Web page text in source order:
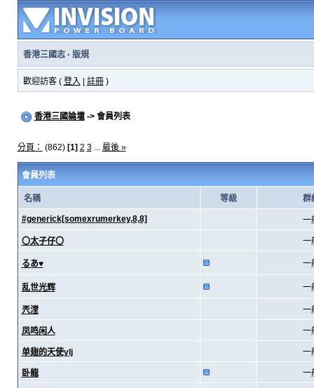
香港三國志· 版規
歡迎訪客 ( 登入 註冊)
香港三國論壇-> 會員列表
分頁： (862) [1] 2 3... 最後 »
會員列表
名稱 等級 群
#generick[somexrumerkey,8,8] 一
〇太子仔〇 一
るあ♥ 一
乱世光辉 一
兲漟 一
凤鸣闲人 一
单翅的天使ylj 一
卧龍 一